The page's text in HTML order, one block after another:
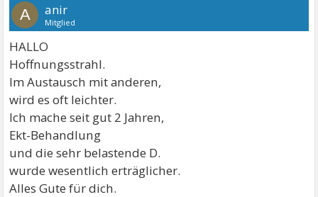
A anir
Mitglied
HALLO
Hoffnungsstrahl.
Im Austausch mit anderen,
wird es oft leichter.
Ich mache seit gut 2 Jahren,
Ekt-Behandlung
und die sehr belastende D.
wurde wesentlich erträglicher.
Alles Gute für dich.